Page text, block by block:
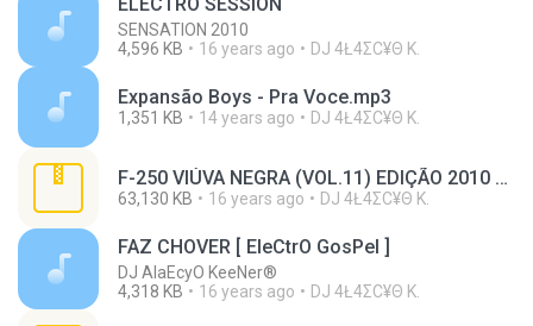
SENSATION 2010
4,596 KB
16 years ago DJ 4Ł4ΣС¥Θ K.
Expansão Boys - Pra Voce.mp3
1,351 KB 14 years ago DJ 4Ł4ΣС¥Θ K.
F-250 VIÚVA NEGRA (VOL.11) EDIÇÃO 2010 BY JÚNIOR LEMOS.rar
63,130 KB 16 years ago DJ 4Ł4ΣС¥Θ K.
FAZ CHOVER [ EleCtrO GosPel ]
DJ AlaEcyO KeeNer®
4,318 KB
16 years ago DJ 4Ł4ΣС¥Θ K.